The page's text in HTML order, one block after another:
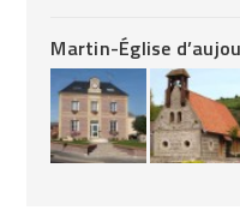
Martin-Église